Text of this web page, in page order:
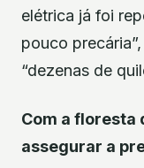
elétrica já foi
pouco
“dezenas de
Com a floresta
assegurar a